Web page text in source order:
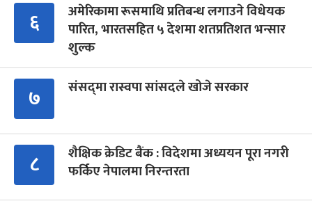
६
अमेरिकामा रूसमाथि प्रतिबन्ध लगाउने विधेयक
पारित, भारतसहित ५ देशमा शतप्रतिशत भन्सार
शुल्क
७ संसद्‍मा रास्वपा सांसदले खोजे सरकार
८
शैक्षिक क्रेडिट बैंक : विदेशमा अध्ययन पूरा नगरी
फर्किए नेपालमा निरन्तरता